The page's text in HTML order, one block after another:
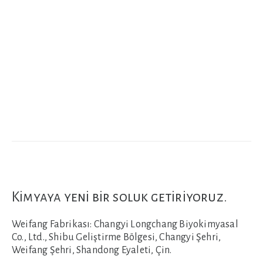
Kimyaya yeni bir soluk getiriyoruz.
Weifang Fabrikası: Changyi Longchang Biyokimyasal
Co., Ltd., Shibu Geliştirme Bölgesi, Changyi Şehri,
Weifang Şehri, Shandong Eyaleti, Çin.